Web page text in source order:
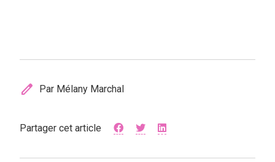
edit Par Mélany Marchal
Partager cet article